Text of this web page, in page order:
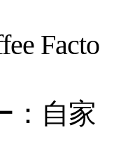
Facto
：自家